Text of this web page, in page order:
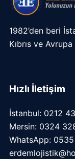
1982’den beri
Kıbrıs ve
Hızlı İletişim
İstanbul: 0212
Mersin: 0324
WhatsApp: